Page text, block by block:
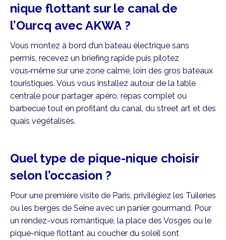
nique flottant sur le canal de
l’Ourcq avec AKWA ?
Vous montez à bord d’un bateau électrique sans
permis, recevez un briefing rapide puis pilotez
vous‑même sur une zone calme, loin des gros bateaux
touristiques. Vous vous installez autour de la table
centrale pour partager apéro, repas complet ou
barbecue tout en profitant du canal, du street art et des
quais végétalisés.
Quel type de pique-nique choisir
selon l’occasion ?
Pour une première visite de Paris, privilégiez les Tuileries
ou les berges de Seine avec un panier gourmand. Pour
un rendez-vous romantique, la place des Vosges ou le
pique-nique flottant au coucher du soleil sont